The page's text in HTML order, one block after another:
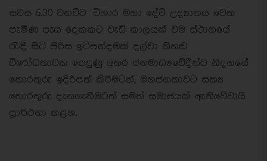
සවස 5.30 වනවිට විහාර මහා දේවි උද්‍යානය වෙත
පැමිණ පැය දෙකකට වැඩි කාලයක් එම ස්ථානයේ
රැඳී සිටි පිරිස ඉටිපන්දමක් දල්වා නිහඬ
විරෝධතාවක යෙදුණු අතර ජනමාධ්‍යවේදීන්ට නිදහසේ
තොරතුරු ඉදිරිපත් කිරීමටත්, මහජනතාවට සත්‍ය
තොරතුරු දැනගැනීමටත් සමත් සමාජයක් ඇතිවේවායි
ප්‍රාර්ථනා කළහ.